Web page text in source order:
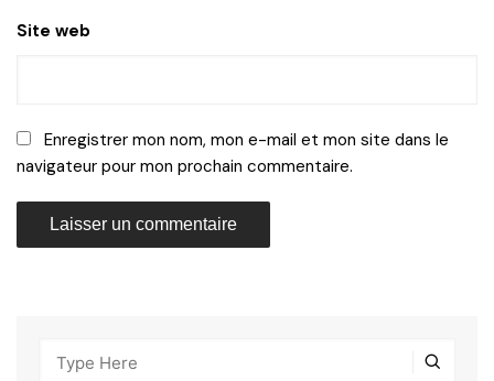
Site web
Enregistrer mon nom, mon e-mail et mon site dans le
navigateur pour mon prochain commentaire.